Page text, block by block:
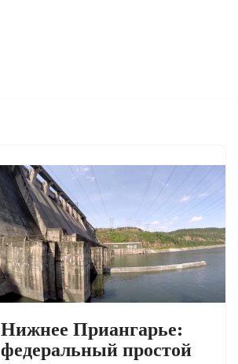
Нижнее Приангарье:
федеральный простой